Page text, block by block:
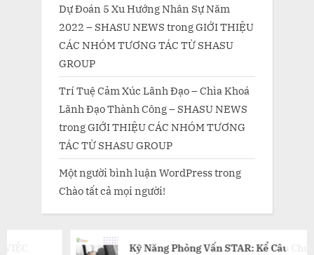
Dự Đoán 5 Xu Hướng Nhân Sự Năm
2022 – SHASU NEWS trongGIỚI THIỆU
CÁC NHÓM TƯƠNG TÁC TỪ SHASU
GROUP
Trí Tuệ Cảm Xúc Lãnh Đạo – Chìa Khoá
Lãnh Đạo Thành Công – SHASU NEWS
trongGIỚI THIỆU CÁC NHÓM TƯƠNG
TÁC TỪ SHASU GROUP
Một người bình luận WordPresstrong
Chào tất cả mọi người!
Kỹ Năng Phỏng Vấn STAR: Kể Câu Chuyện